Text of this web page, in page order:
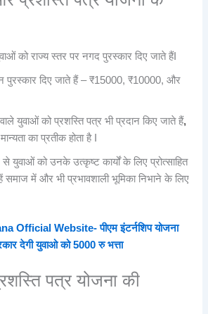
को राज्य स्तर पर नगद पुरस्कार दिए जाते हैंI
पुरस्कार दिए जाते हैं – ₹15000, ₹10000, और
युवाओं को प्रशस्ति पत्र भी प्रदान किए जाते हैं,
का प्रतीक होता है I
युवाओं को उनके उत्कृष्ट कार्यों के लिए प्रोत्साहित
समाज में और भी प्रभावशाली भूमिका निभाने के लिए
Official Website- पीएम इंटर्नशिप योजना
देगी युवाओ को 5000 रु भत्ता
पत्र योजना की